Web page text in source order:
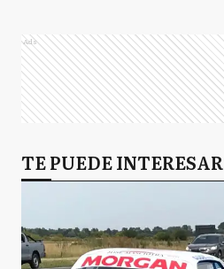
Ads
TE PUEDE INTERESAR